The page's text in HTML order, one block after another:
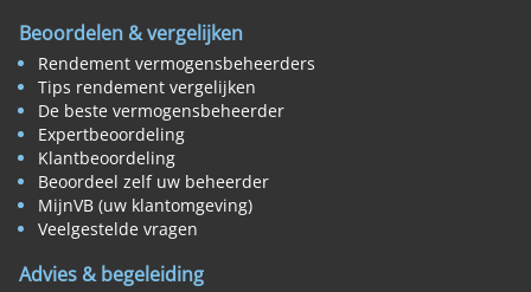
Beoordelen & vergelijken
Rendement vermogensbeheerders
Tips rendement vergelijken
De beste vermogensbeheerder
Expertbeoordeling
Klantbeoordeling
Beoordeel zelf uw beheerder
MijnVB (uw klantomgeving)
Veelgestelde vragen
Advies & begeleiding